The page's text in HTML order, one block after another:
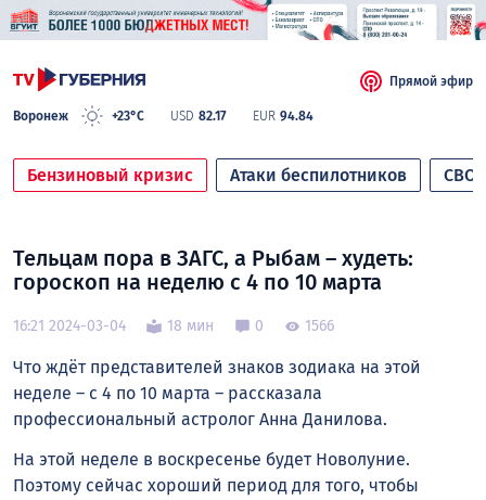
Воронеж +23°C USD 82.17 EUR 94.84
Прямой эфир
Бензиновый кризис Атаки беспилотников СВО
Тельцам пора в ЗАГС, а Рыбам – худеть:
гороскоп на неделю с 4 по 10 марта
16:21 2024-03-04 18 мин 0 1566
Что ждёт представителей знаков зодиака на этой
неделе – с 4 по 10 марта – рассказала
профессиональный астролог Анна Данилова.
На этой неделе в воскресенье будет Новолуние.
Поэтому сейчас хороший период для того, чтобы